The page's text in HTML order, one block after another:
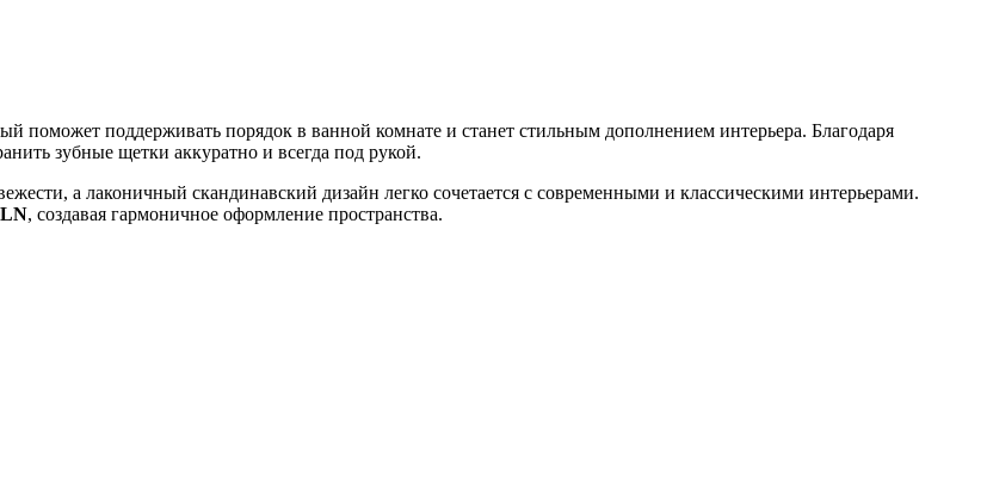
поможет поддерживать порядок в ванной комнате и станет стильным дополнением интерьера. Благодаря
зубные щетки аккуратно и всегда под рукой.
а лаконичный скандинавский дизайн легко сочетается с современными и классическими интерьерами.
, создавая гармоничное оформление пространства.